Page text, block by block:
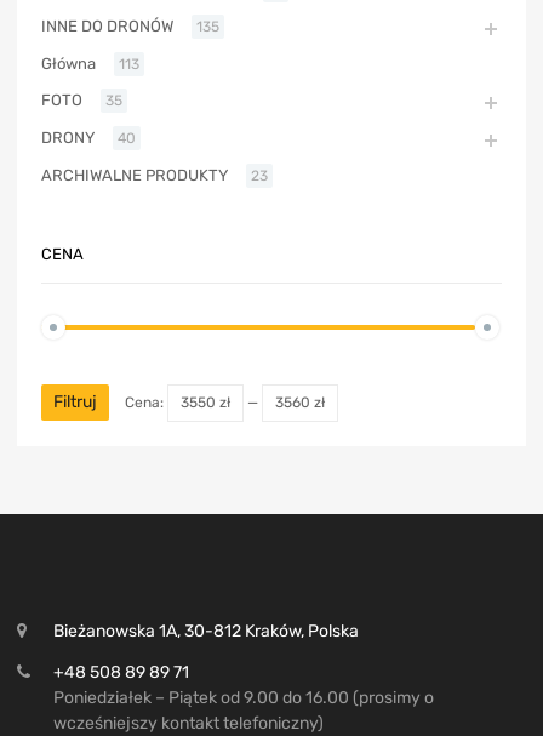
INNE DO DRONÓW 135
Główna 113
FOTO 35
DRONY 40
ARCHIWALNE PRODUKTY 23
CENA
Filtruj Cena: 3550 zł — 3560 zł
Bieżanowska 1A, 30-812 Kraków, Polska
+48 508 89 89 71
Poniedziałek – Piątek od 9.00 do 16.00 (prosimy o
wcześniejszy kontakt telefoniczny)